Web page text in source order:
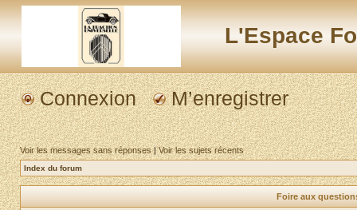
L'Espace
Connexion M’enregistrer
Voir les messages sans réponses|Voir les sujets récents
Index du forum
Foire aux